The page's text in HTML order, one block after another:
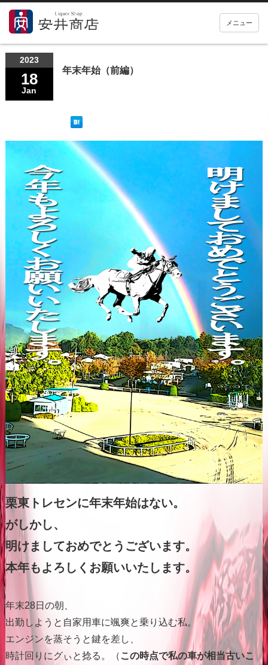
メニュー
2023
18
Jan
年末年始（前編）
栗東トレセンに年末年始はない。
がしかし、
明けましておめでとうございます。
本年もよろしくお願いいたします。
年末28日の朝、
出勤しようと自家用車に颯爽と乗り込む私。
エンジンを蒸そうと鍵を差し、
時計回りにグぃと捻る。（ この時点で私の車が相当古いこ